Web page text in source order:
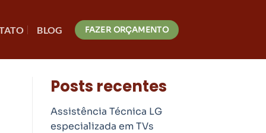
BLOG FAZER ORÇAMENTO
Posts recentes
Assistência Técnica LG
especializada em TVs